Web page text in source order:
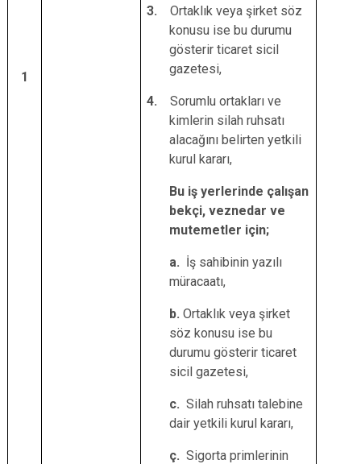
1
3. Ortaklık veya şirket söz
konusu ise bu durumu
gösterir ticaret sicil
gazetesi,
4. Sorumlu ortakları ve
kimlerin silah ruhsatı
alacağını belirten yetkili
kurul kararı,
Bu iş yerlerinde çalışan
bekçi, veznedar ve
mutemetler için;
a. İş sahibinin yazılı
müracaatı,
b. Ortaklık veya şirket
söz konusu ise bu
durumu gösterir ticaret
sicil gazetesi,
c. Silah ruhsatı talebine
dair yetkili kurul kararı,
ç. Sigorta primlerinin